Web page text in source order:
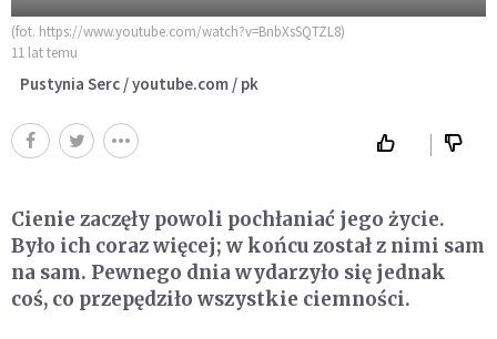
(fot. https://www.youtube.com/watch?v=BnbXsSQTZL8)
11 lat temu
Pustynia Serc / youtube.com / pk
Cienie zaczęły powoli pochłaniać jego życie.
Było ich coraz więcej; w końcu został z nimi sam
na sam. Pewnego dnia wydarzyło się jednak
coś, co przepędziło wszystkie ciemności.